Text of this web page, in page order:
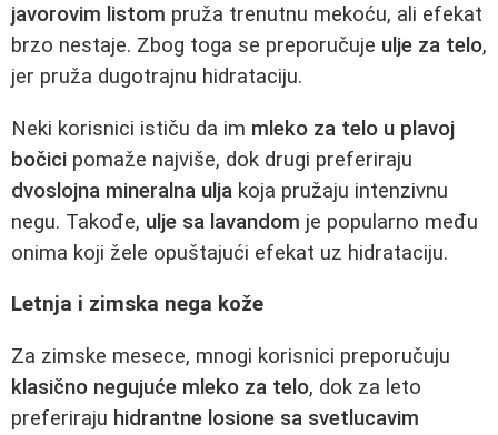
javorovim listom pruža trenutnu mekoću, ali efekat
brzo nestaje. Zbog toga se preporučuje ulje za telo,
jer pruža dugotrajnu hidrataciju.
Neki korisnici ističu da im mleko za telo u plavoj
bočici pomaže najviše, dok drugi preferiraju
dvoslojna mineralna ulja koja pružaju intenzivnu
negu. Takođe, ulje sa lavandom je popularno među
onima koji žele opuštajući efekat uz hidrataciju.
Letnja i zimska nega kože
Za zimske mesece, mnogi korisnici preporučuju
klasično negujuće mleko za telo, dok za leto
preferiraju hidrantne losione sa svetlucavim